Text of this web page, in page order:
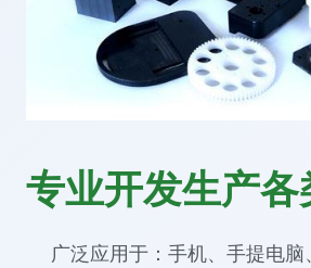
专业开发生产
广泛应用于：手机、手提电